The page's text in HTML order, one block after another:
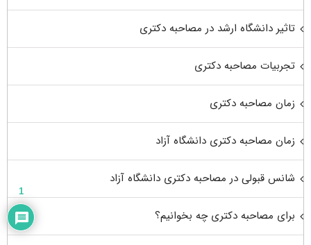
تاثیر دانشگاه ارشد در مصاحبه دکتری
تجربیات مصاحبه دکتری
زمان مصاحبه دکتری
زمان مصاحبه دکتری دانشگاه آزاد
شانس قبولی در مصاحبه دکتری دانشگاه آزاد
برای مصاحبه دکتری چه بخوانیم؟
1